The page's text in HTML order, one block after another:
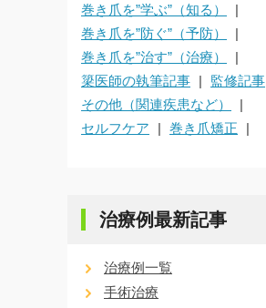
巻き爪を”学ぶ”（知る）
巻き爪を”防ぐ”（予防）
巻き爪を”治す”（治療）
簗医師の執筆記事
監修記事
その他（関連疾患など）
セルフケア
巻き爪矯正
治療例最新記事
治療例一覧
手術治療